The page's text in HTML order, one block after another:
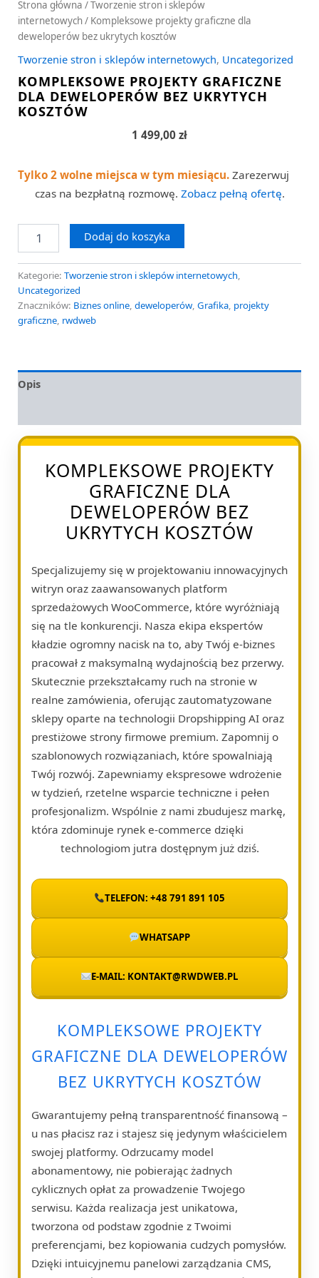
Strona główna /Tworzenie stron i sklepów
internetowych/ Kompleksowe projekty graficzne dla
deweloperów bez ukrytych kosztów
Tworzenie stron i sklepów internetowych, Uncategorized
KOMPLEKSOWE PROJEKTY GRAFICZNE
DLA DEWELOPERÓW BEZ UKRYTYCH
KOSZTÓW
1 499,00 zł
Tylko 2 wolne miejsca w tym miesiącu. Zarezerwuj
czas na bezpłatną rozmowę. Zobacz pełną ofertę.
Dodaj do koszyka
Kategorie: Tworzenie stron i sklepów internetowych,
Uncategorized
Znaczników: Biznes online, deweloperów, Grafika, projekty
graficzne, rwdweb
Opis
KOMPLEKSOWE PROJEKTY
GRAFICZNE DLA
DEWELOPERÓW BEZ
UKRYTYCH KOSZTÓW
Specjalizujemy się w projektowaniu innowacyjnych
witryn oraz zaawansowanych platform
sprzedażowych WooCommerce, które wyróżniają
się na tle konkurencji. Nasza ekipa ekspertów
kładzie ogromny nacisk na to, aby Twój e-biznes
pracował z maksymalną wydajnością bez przerwy.
Skutecznie przekształcamy ruch na stronie w
realne zamówienia, oferując zautomatyzowane
sklepy oparte na technologii Dropshipping AI oraz
prestiżowe strony firmowe premium. Zapomnij o
szablonowych rozwiązaniach, które spowalniają
Twój rozwój. Zapewniamy ekspresowe wdrożenie
w tydzień, rzetelne wsparcie techniczne i pełen
profesjonalizm. Wspólnie z nami zbudujesz markę,
która zdominuje rynek e-commerce dzięki
technologiom jutra dostępnym już dziś.
TELEFON: +48 791 891 105
WHATSAPP
E-MAIL: KONTAKT@RWDWEB.PL
KOMPLEKSOWE PROJEKTY
GRAFICZNE DLA DEWELOPERÓW
BEZ UKRYTYCH KOSZTÓW
Gwarantujemy pełną transparentność finansową –
u nas płacisz raz i stajesz się jedynym właścicielem
swojej platformy. Odrzucamy model
abonamentowy, nie pobierając żadnych
cyklicznych opłat za prowadzenie Twojego
serwisu. Każda realizacja jest unikatowa,
tworzona od podstaw zgodnie z Twoimi
preferencjami, bez kopiowania cudzych pomysłów.
Dzięki intuicyjnemu panelowi zarządzania CMS,